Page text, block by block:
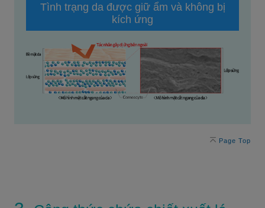
Tình trạng da được giữ ẩm và không bị
kích ứng
Page Top